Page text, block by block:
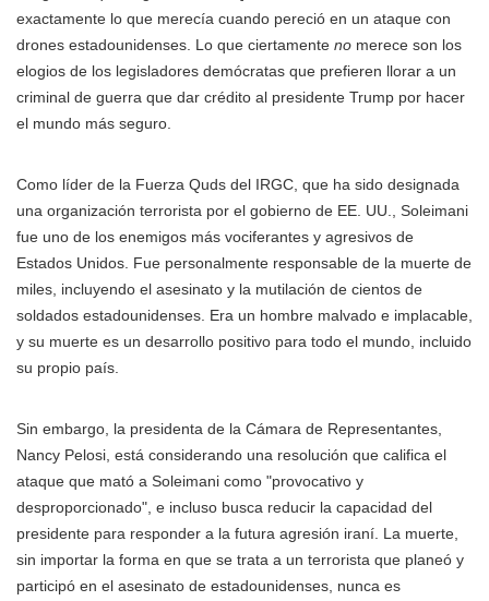
exactamente lo que merecía cuando pereció en un ataque con
drones estadounidenses. Lo que ciertamente no merece son los
elogios de los legisladores demócratas que prefieren llorar a un
criminal de guerra que dar crédito al presidente Trump por hacer
el mundo más seguro.
Como líder de la Fuerza Quds del IRGC, que ha sido designada
una organización terrorista por el gobierno de EE. UU., Soleimani
fue uno de los enemigos más vociferantes y agresivos de
Estados Unidos. Fue personalmente responsable de la muerte de
miles, incluyendo el asesinato y la mutilación de cientos de
soldados estadounidenses. Era un hombre malvado e implacable,
y su muerte es un desarrollo positivo para todo el mundo, incluido
su propio país.
Sin embargo, la presidenta de la Cámara de Representantes,
Nancy Pelosi, está considerando una resolución que califica el
ataque que mató a Soleimani como "provocativo y
desproporcionado", e incluso busca reducir la capacidad del
presidente para responder a la futura agresión iraní. La muerte,
sin importar la forma en que se trata a un terrorista que planeó y
participó en el asesinato de estadounidenses, nunca es